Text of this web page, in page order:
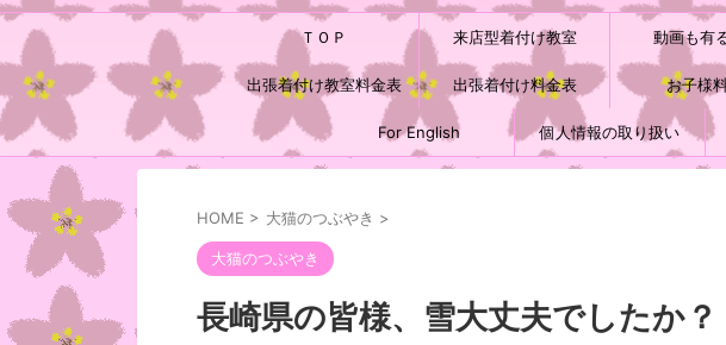
ＴＯＰ 来店型着付け教室 動画も有
出張着付け教室料金表 出張着付け料金表 お子様
For English 個人情報の取り扱い
HOME > 大猫のつぶやき >
大猫のつぶやき
長崎県の皆様、雪大丈夫でしたか？